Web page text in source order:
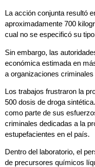
La acción conjunta resultó
aproximadamente 700
cual no se especificó su
Sin embargo, las
económica estimada en
a organizaciones
Los trabajos frustraron la
500 dosis de droga
como parte de sus
criminales dedicadas a la
estupefacientes en el país.
Dentro del laboratorio, el
de precursores químicos